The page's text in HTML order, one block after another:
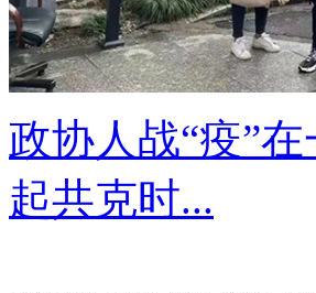
政协人战“疫”
起共克时...